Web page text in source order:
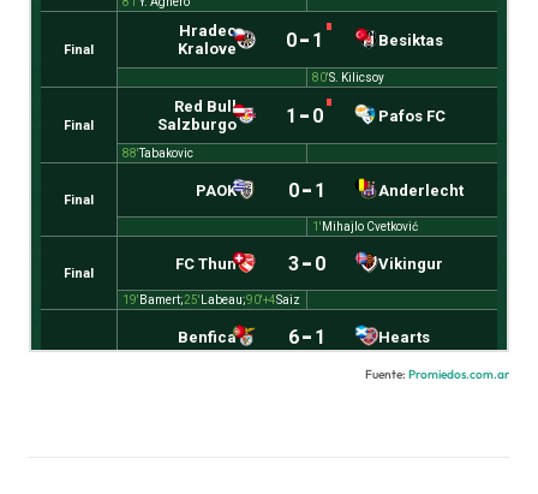
Fuente: Promiedos.com.ar